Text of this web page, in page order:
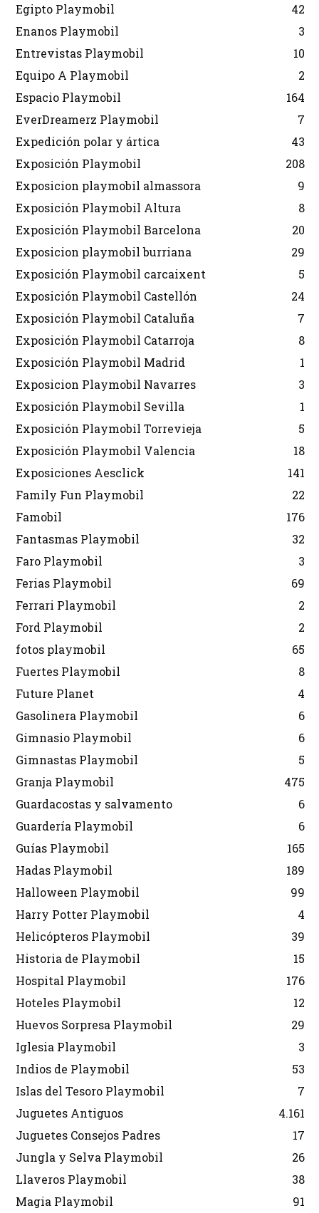
Egipto Playmobil
42
Enanos Playmobil
3
Entrevistas Playmobil
10
Equipo A Playmobil
2
Espacio Playmobil
164
EverDreamerz Playmobil
7
Expedición polar y ártica
43
Exposición Playmobil
208
Exposicion playmobil almassora
9
Exposición Playmobil Altura
8
Exposición Playmobil Barcelona
20
Exposicion playmobil burriana
29
Exposición Playmobil carcaixent
5
Exposición Playmobil Castellón
24
Exposición Playmobil Cataluña
7
Exposición Playmobil Catarroja
8
Exposición Playmobil Madrid
1
Exposicion Playmobil Navarres
3
Exposición Playmobil Sevilla
1
Exposición Playmobil Torrevieja
5
Exposición Playmobil Valencia
18
Exposiciones Aesclick
141
Family Fun Playmobil
22
Famobil
176
Fantasmas Playmobil
32
Faro Playmobil
3
Ferias Playmobil
69
Ferrari Playmobil
2
Ford Playmobil
2
fotos playmobil
65
Fuertes Playmobil
8
Future Planet
4
Gasolinera Playmobil
6
Gimnasio Playmobil
6
Gimnastas Playmobil
5
Granja Playmobil
475
Guardacostas y salvamento
6
Guardería Playmobil
6
Guías Playmobil
165
Hadas Playmobil
189
Halloween Playmobil
99
Harry Potter Playmobil
4
Helicópteros Playmobil
39
Historia de Playmobil
15
Hospital Playmobil
176
Hoteles Playmobil
12
Huevos Sorpresa Playmobil
29
Iglesia Playmobil
3
Indios de Playmobil
53
Islas del Tesoro Playmobil
7
Juguetes Antiguos
4.161
Juguetes Consejos Padres
17
Jungla y Selva Playmobil
26
Llaveros Playmobil
38
Magia Playmobil
91